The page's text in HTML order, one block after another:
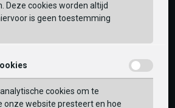
vvv-
Deze cookies worden altijd
is geen toestemming
cookies om te
onze website presteert en hoe